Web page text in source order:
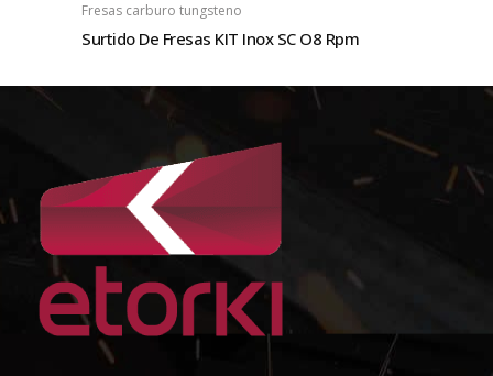
Fresas carburo tungsteno
Surtido De Fresas KIT Inox SC O8 Rpm